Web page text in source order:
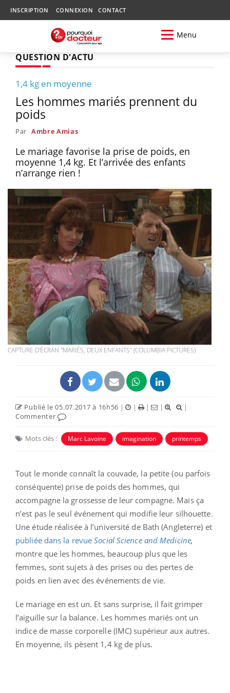
INSCRIPTION CONNEXION CONTACT
Menu
QUESTION D'ACTU
1,4 kg en moyenne
Les hommes mariés prennent du
poids
Par Ambre Amias
Le mariage favorise la prise de poids, en
moyenne 1,4 kg. Et l’arrivée des enfants
n’arrange rien !
CAPTURE D'ÉCRAN "MARIÉS, DEUX ENFANTS" (COLUMBIA PICTURES)
Publié le 05.07.2017 à 16h56 | | | |
|
Commenter
Mots clés : Marc Lavoine imagination printemps
Tout le monde connaît la couvade, la petite (ou parfois
conséquente) prise de poids des hommes, qui
accompagne la grossesse de leur compagne. Mais ça
n’est pas le seul événement qui modifie leur silhouette.
Une étude réalisée à l’université de Bath (Angleterre) et
publiée dans la revueSocial Science and Medicine,
montre que les hommes, beaucoup plus que les
femmes, sont sujets à des prises ou des pertes de
poids en lien avec des événements de vie.
Le mariage en est un. Et sans surprise, il fait grimper
l’aiguille sur la balance. Les hommes mariés ont un
indice de masse corporelle (IMC) supérieur aux autres.
En moyenne, ils pèsent 1,4 kg de plus.